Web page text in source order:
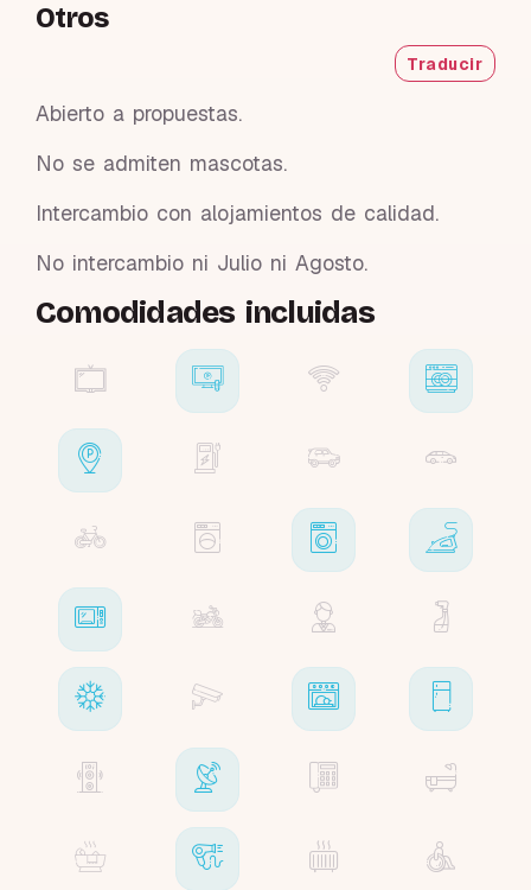
Otros
Traducir
Abierto a propuestas.
No se admiten mascotas.
Intercambio con alojamientos de calidad.
No intercambio ni Julio ni Agosto.
Comodidades incluidas